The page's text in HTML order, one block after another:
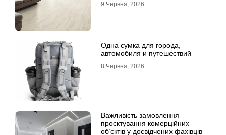
9 Червня, 2026
Одна сумка для города,
автомобиля и путешествий
8 Червня, 2026
Важливість замовлення
проєктування комерційних
об’єктів у досвідчених фахівців